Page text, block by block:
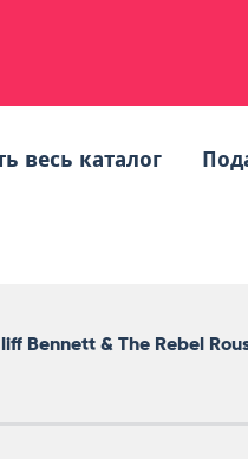
весь каталог
Bennett & The Rebel